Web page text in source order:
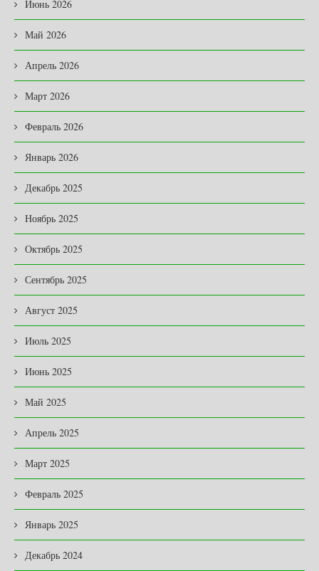
Июнь 2026
Май 2026
Апрель 2026
Март 2026
Февраль 2026
Январь 2026
Декабрь 2025
Ноябрь 2025
Октябрь 2025
Сентябрь 2025
Август 2025
Июль 2025
Июнь 2025
Май 2025
Апрель 2025
Март 2025
Февраль 2025
Январь 2025
Декабрь 2024